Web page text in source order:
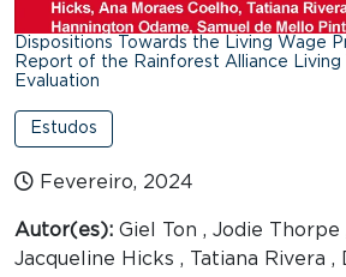
Dispositions Towards the Living Wage
Report of the Rainforest Alliance
Evaluation
Estudos
Fevereiro, 2024
Autor(es): Giel Ton , Jodie
Jacqueline Hicks , Tatiana Rivera ,